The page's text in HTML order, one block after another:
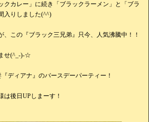
クカレー」に続き「ブラックラーメン」と「ブラ
入りしました(^^)
、この『ブラック三兄弟』只今、人気沸騰中！！
せ(^_-)-☆
ディアナ』のバースデーパーティー！
は後日UPしまーす！